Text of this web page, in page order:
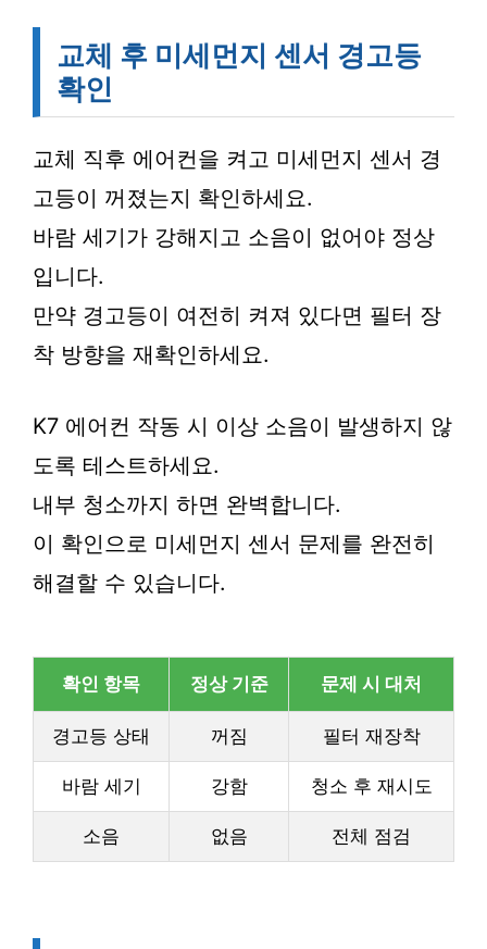
교체 후 미세먼지 센서 경고등
확인
교체 직후 에어컨을 켜고 미세먼지 센서 경
고등이 꺼졌는지 확인하세요.
바람 세기가 강해지고 소음이 없어야 정상
입니다.
만약 경고등이 여전히 켜져 있다면 필터 장
착 방향을 재확인하세요.
K7 에어컨 작동 시 이상 소음이 발생하지 않
도록 테스트하세요.
내부 청소까지 하면 완벽합니다.
이 확인으로 미세먼지 센서 문제를 완전히
해결할 수 있습니다.
확인 항목 정상 기준 문제 시 대처
경고등 상태 꺼짐 필터 재장착
바람 세기 강함 청소 후 재시도
소음 없음 전체 점검